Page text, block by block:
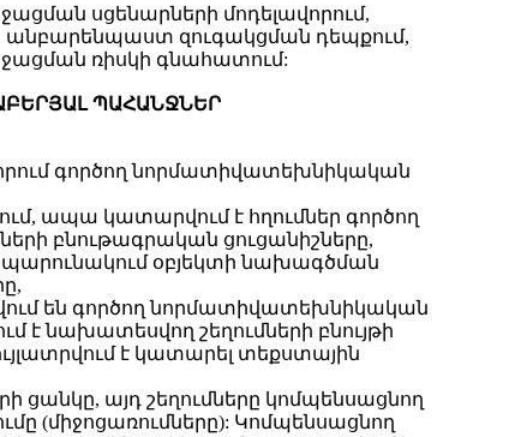
սցենարների մոդելավորում,
անբարենպաստ զուգակցման դեպքում,
ռիսկի գնահատում:
ՊԱՀԱՆՋՆԵՐ
գործող նորմատիվատեխնիկական
ապա կատարվում է հղումներ գործող
բնութագրական ցուցանիշները,
օբյեկտի նախագծման
են գործող նորմատիվատեխնիկական
է նախատեսվող շեղումների բնույթի
է կատարել տեքստային
այդ շեղումները կոմպենսացնող
(միջոցառումները): Կոմպենսացնող